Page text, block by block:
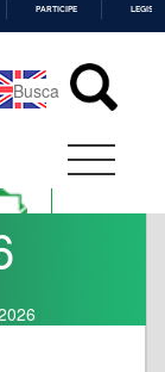
PARTICIPE